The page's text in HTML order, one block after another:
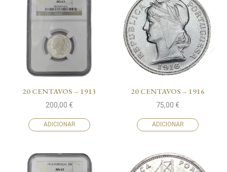
20 CENTAVOS – 1913
200,00 €
ADICIONAR
20 CENTAVOS – 1916
75,00 €
ADICIONAR